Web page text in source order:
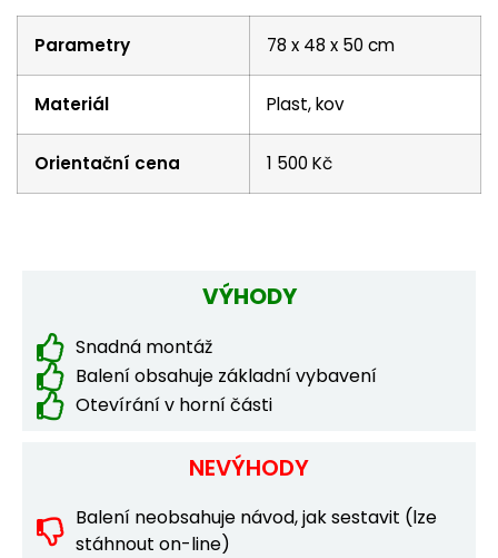
Parametry 78 x 48 x 50 cm
Materiál Plast, kov
Orientační cena 1 500 Kč
VÝHODY
Snadná montáž
Balení obsahuje základní vybavení
Otevírání v horní části
NEVÝHODY
Balení neobsahuje návod, jak sestavit (lze
stáhnout on-line)